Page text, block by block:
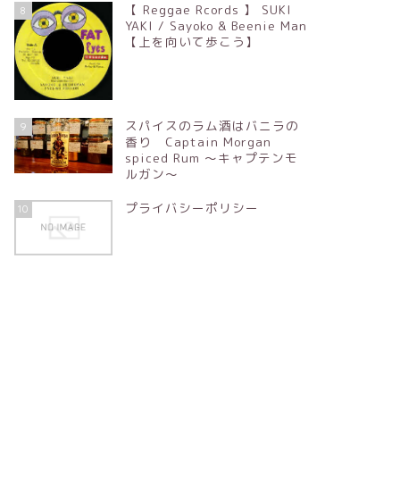
8
【 Reggae Rcords 】 SUKI
YAKI / Sayoko & Beenie Man
【上を向いて歩こう】
9
スパイスのラム酒はバニラの
香り Captain Morgan
spiced Rum ～キャプテンモ
ルガン～
10 プライバシーポリシー